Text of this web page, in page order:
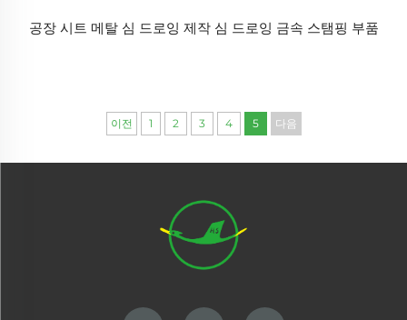
공장 시트 메탈 심 드로잉 제작 심 드로잉 금속 스탬핑 부품
이전 1 2 3 4 5 다음